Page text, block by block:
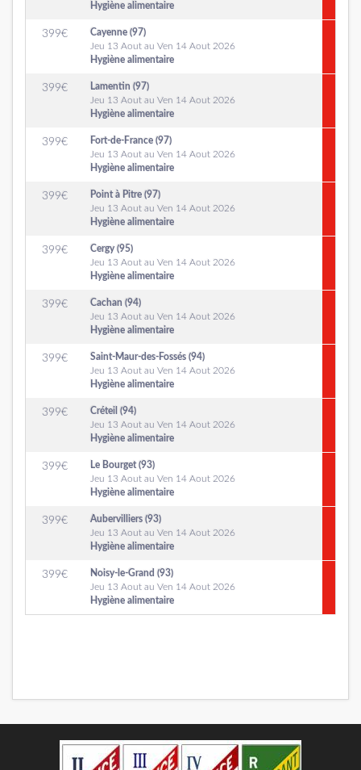
Hygiène alimentaire
399€
Cayenne (97)
Jeu 13 Aout au Ven 14 Aout 2026
Hygiène alimentaire
399€
Lamentin (97)
Jeu 13 Aout au Ven 14 Aout 2026
Hygiène alimentaire
399€
Fort-de-France (97)
Jeu 13 Aout au Ven 14 Aout 2026
Hygiène alimentaire
399€
Point à Pitre (97)
Jeu 13 Aout au Ven 14 Aout 2026
Hygiène alimentaire
399€
Cergy (95)
Jeu 13 Aout au Ven 14 Aout 2026
Hygiène alimentaire
399€
Cachan (94)
Jeu 13 Aout au Ven 14 Aout 2026
Hygiène alimentaire
399€
Saint-Maur-des-Fossés (94)
Jeu 13 Aout au Ven 14 Aout 2026
Hygiène alimentaire
399€
Créteil (94)
Jeu 13 Aout au Ven 14 Aout 2026
Hygiène alimentaire
399€
Le Bourget (93)
Jeu 13 Aout au Ven 14 Aout 2026
Hygiène alimentaire
399€
Aubervilliers (93)
Jeu 13 Aout au Ven 14 Aout 2026
Hygiène alimentaire
399€
Noisy-le-Grand (93)
Jeu 13 Aout au Ven 14 Aout 2026
Hygiène alimentaire